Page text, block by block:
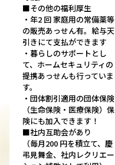
■その他の福利厚生
・年2 回 家庭用の常備薬等
の販売あっせん有。給与天
引きにて支払ができます
・暮らしのサポートとし
て、ホームセキュリティの
提携あっせんも行っていま
す。
・団体割引適用の団体保険
（生命保険・医療保険）保
険にも加入できます！
■社内互助会があり
（毎月200 円を積立て、慶
弔見舞金、社内レクリエー